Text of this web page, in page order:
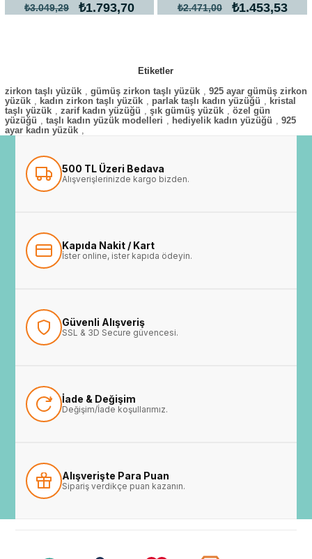
₺1.793,70
₺3.049,29 ₺1.453,53
₺2.471,00
Etiketler
zirkon taşlı yüzük , gümüş zirkon taşlı yüzük , 925 ayar gümüş zirkon
yüzük , kadın zirkon taşlı yüzük , parlak taşlı kadın yüzüğü , kristal
taşlı yüzük , zarif kadın yüzüğü , şık gümüş yüzük , özel gün
yüzüğü , taşlı kadın yüzük modelleri , hediyelik kadın yüzüğü , 925
ayar kadın yüzük ,
500 TL Üzeri Bedava
Alışverişlerinizde kargo bizden.
Kapıda Nakit / Kart
İster online, ister kapıda ödeyin.
Güvenli Alışveriş
SSL & 3D Secure güvencesi.
İade & Değişim
Değişim/İade koşullarımız.
Alışverişte Para Puan
Sipariş verdikçe puan kazanın.